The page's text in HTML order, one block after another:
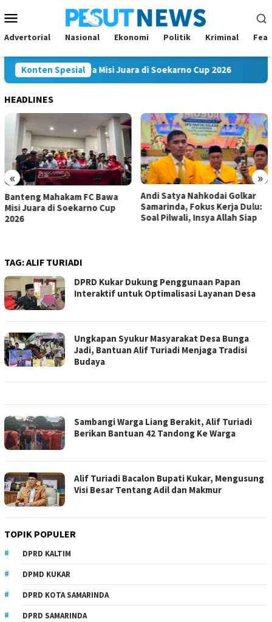
ke
kontenMobile
Advertorial Nasional Ekonomi Politik Kriminal
Konten Spesial
FC Bawa Misi Juara di Soekarno Cup 2026
HEADLINES
« »
Andi Satya Nahkodai Golkar
Samarinda, Fokus Kerja Dulu:
Soal Pilwali, Insya Allah Siap
Andi Satya Calon Tunggal
Ketua Golkar Samarinda,
Musda Siap Digelar 8 Agustus
TAG:ALIF TURIADI
DPRD Kukar Dukung Penggunaan Papan
Interaktif untuk Optimalisasi Layanan Desa
Ungkapan Syukur Masyarakat Desa Bunga
Jadi, Bantuan Alif Turiadi Menjaga Tradisi
Budaya
Sambangi Warga Liang Berakit, Alif Turiadi
Berikan Bantuan 42 Tandong Ke Warga
Alif Turiadi Bacalon Bupati Kukar, Mengusung
Visi Besar Tentang Adil dan Makmur
TOPIK POPULER
DPRD KALTIM
DPMD KUKAR
DPRD KOTA SAMARINDA
DPRD SAMARINDA